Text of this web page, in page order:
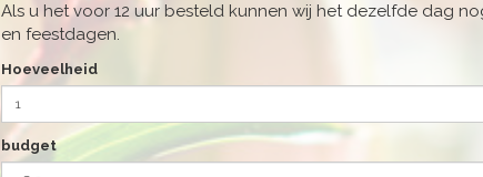
Als u het voor 12 uur besteld kunnen wij het dezelfde dag
en feestdagen.
Hoeveelheid
budget